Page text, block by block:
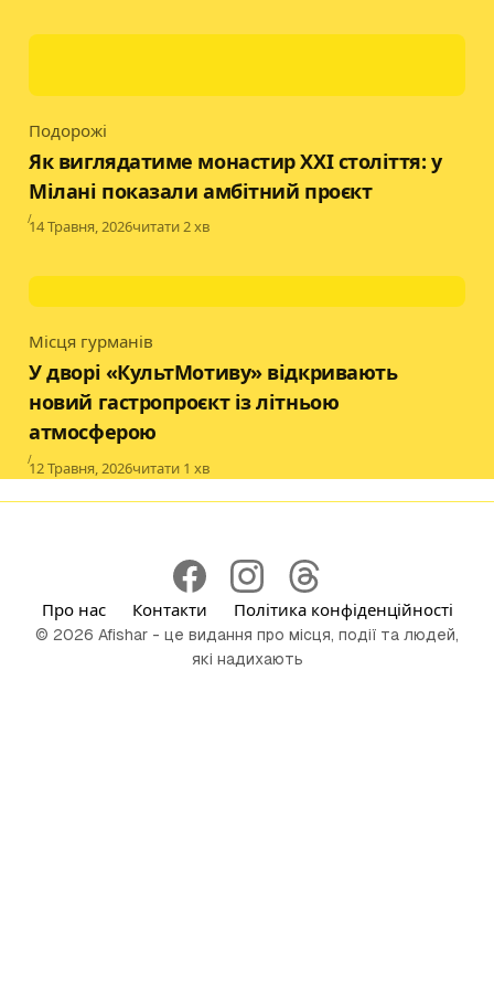
Category
Подорожі
Як виглядатиме монастир XXI століття: у
Мілані показали амбітний проєкт
Published
14 Травня, 2026читати 2 хв
Category
Місця гурманів
У дворі «КультМотиву» відкривають
новий гастропроєкт із літньою
атмосферою
Published
12 Травня, 2026читати 1 хв
Про нас Контакти Політика конфіденційності
© 2026 Afishar - це видання про місця, події та людей,
які надихають